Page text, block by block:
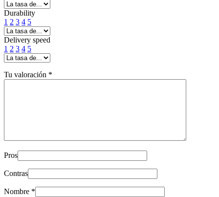
Durability
1 2 3 4 5
Delivery speed
1 2 3 4 5
Tu valoración *
Pros
Contras
Nombre *